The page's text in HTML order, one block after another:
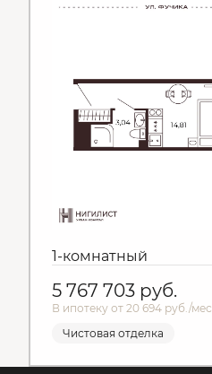
1-комнатный
5 767 703 руб.
В ипотеку от 20 694 руб./мес.
Чистовая отделка